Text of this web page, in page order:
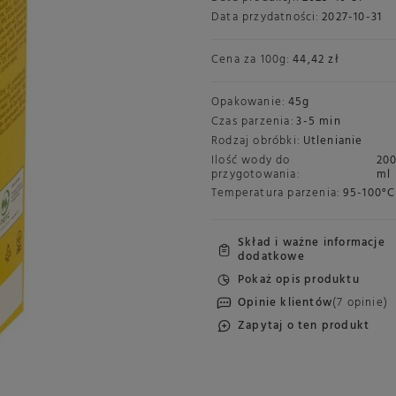
Data przydatności: 2027-10-31
Cena za 100g: 44,42 zł
Opakowanie: 45g
Czas parzenia: 3-5 min
Rodzaj obróbki: Utlenianie
Ilość wody do
przygotowania:
ml
Temperatura parzenia: 95-100°C
Skład i ważne informacje
dodatkowe
Pokaż opis produktu
Opinie klientów(7 opinie)
Zapytaj o ten produkt